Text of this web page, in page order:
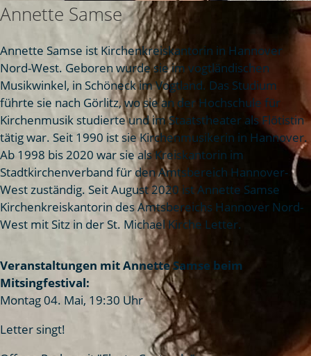
Annette Samse
Annette Samse ist Kirchenkreiskantorin in Hannover
Nord-West. Geboren wurde sie im vogtländischen
Musikwinkel, in Schöneck im Vogtland. Das Studium
führte sie nach Görlitz, wo sie an der Hochschule für
Kirchenmusik studierte und im Staatstheater als Flötistin
tätig war. Seit 1990 ist sie Kirchenmusikerin in Hannover.
Ab 1998 bis 2020 war sie als Kreiskantorin im
Stadtkirchenverband für den Amtsbereich Hannover-
West zuständig. Seit August 2020 ist Annette Samse
Kirchenkreiskantorin des Amtsbereichs Hannover Nord-
West mit Sitz in der St. Michael Kirche Letter.
Veranstaltungen mit Annette Samse beim
Mitsingfestival:
Montag 04. Mai, 19:30 Uhr
Letter singt!